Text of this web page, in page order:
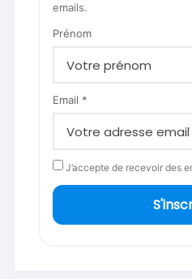
emails.
Prénom
Email *
J’accepte de recevoir des